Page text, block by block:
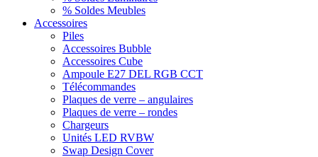
% Soldes Meubles
Accessoires
Piles
Accessoires Bubble
Accessoires Cube
Ampoule E27 DEL RGB CCT
Télécommandes
Plaques de verre – angulaires
Plaques de verre – rondes
Chargeurs
Unités LED RVBW
Swap Design Cover